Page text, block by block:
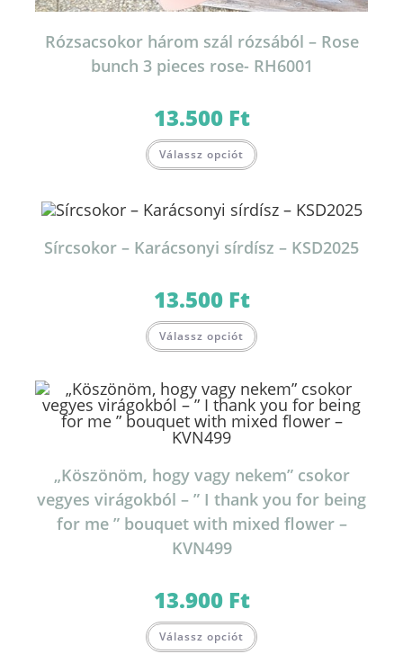
Rózsacsokor három szál rózsából – Rose
bunch 3 pieces rose- RH6001
13.500 Ft
Válassz opciót
Sírcsokor – Karácsonyi sírdísz – KSD2025
13.500 Ft
Válassz opciót
„Köszönöm, hogy vagy nekem” csokor
vegyes virágokból – ” I thank you for being
for me ” bouquet with mixed flower –
KVN499
13.900 Ft
Válassz opciót